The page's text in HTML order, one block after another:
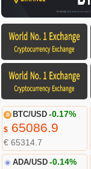
BTC/USD -0.17%
$65086.9
€ 65314.7
ADA/USD -0.14%